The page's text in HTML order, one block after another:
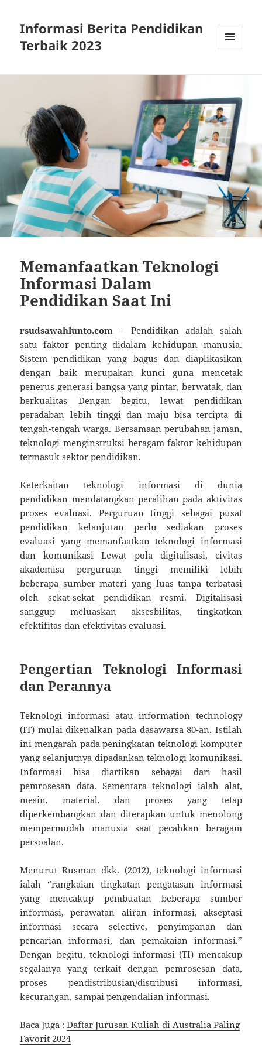
Informasi Berita Pendidikan
Terbaik 2023
Memanfaatkan Teknologi
Informasi Dalam
Pendidikan Saat Ini
rsudsawahlunto.com – Pendidikan adalah salah
satu faktor penting didalam kehidupan manusia.
Sistem pendidikan yang bagus dan diaplikasikan
dengan baik merupakan kunci guna mencetak
penerus generasi bangsa yang pintar, berwatak, dan
berkualitas Dengan begitu, lewat pendidikan
peradaban lebih tinggi dan maju bisa tercipta di
tengah-tengah warga. Bersamaan perubahan jaman,
teknologi menginstruksi beragam faktor kehidupan
termasuk sektor pendidikan.
Keterkaitan teknologi informasi di dunia
pendidikan mendatangkan peralihan pada aktivitas
proses evaluasi. Perguruan tinggi sebagai pusat
pendidikan kelanjutan perlu sediakan proses
evaluasi yang memanfaatkan teknologi informasi
dan komunikasi Lewat pola digitalisasi, civitas
akademisa perguruan tinggi memiliki lebih
beberapa sumber materi yang luas tanpa terbatasi
oleh sekat-sekat pendidikan resmi. Digitalisasi
sanggup meluaskan aksesbilitas, tingkatkan
efektifitas dan efektivitas evaluasi.
Pengertian Teknologi Informasi
dan Perannya
Teknologi informasi atau information technology
(IT) mulai dikenalkan pada dasawarsa 80-an. Istilah
ini mengarah pada peningkatan teknologi komputer
yang selanjutnya dipadankan teknologi komunikasi.
Informasi bisa diartikan sebagai dari hasil
pemrosesan data. Sementara teknologi ialah alat,
mesin, material, dan proses yang tetap
diperkembangkan dan diterapkan untuk menolong
mempermudah manusia saat pecahkan beragam
persoalan.
Menurut Rusman dkk. (2012), teknologi informasi
ialah “rangkaian tingkatan pengatasan informasi
yang mencakup pembuatan beberapa sumber
informasi, perawatan aliran informasi, akseptasi
informasi secara selective, penyimpanan dan
pencarian informasi, dan pemakaian informasi.”
Dengan begitu, teknologi informasi (TI) mencakup
segalanya yang terkait dengan pemrosesan data,
proses pendistribusian/distribusi informasi,
kecurangan, sampai pengendalian informasi.
Baca Juga :Daftar Jurusan Kuliah di Australia Paling
Favorit 2024